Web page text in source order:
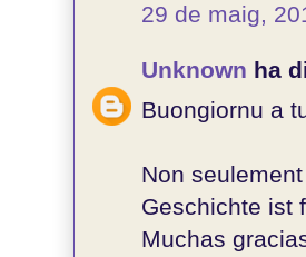
29 de maig,
Unknown ha
Buongiornu a
Non
Geschichte ist
Muchas